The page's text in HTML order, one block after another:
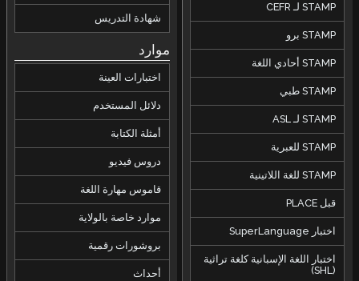
STAMP لـ CEFR
STAMP برو
STAMP أحادي اللغة
STAMP طبي
STAMP لـ ASL
STAMP للعبرية
STAMP للغة اللاتينية
قبل PLACE
اختبار SuperLanguage
اختبار اللغة الإسبانية كلغة تراثية
(SHL)
شهادة التدريس
موارد
اختبارات العينة
دلائل المستخدم
أمثلة الكتابة
دروس فيديو
قاموس مهارة اللغة
موارد خاصة بالولاية
بروشورات رقمية
أحداث